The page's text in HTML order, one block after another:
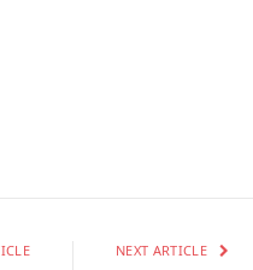
NEXT ARTICLE